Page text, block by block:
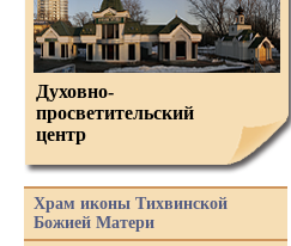
Духовно-
просветительский
центр
Храм иконы Тихвинской
Божией Матери